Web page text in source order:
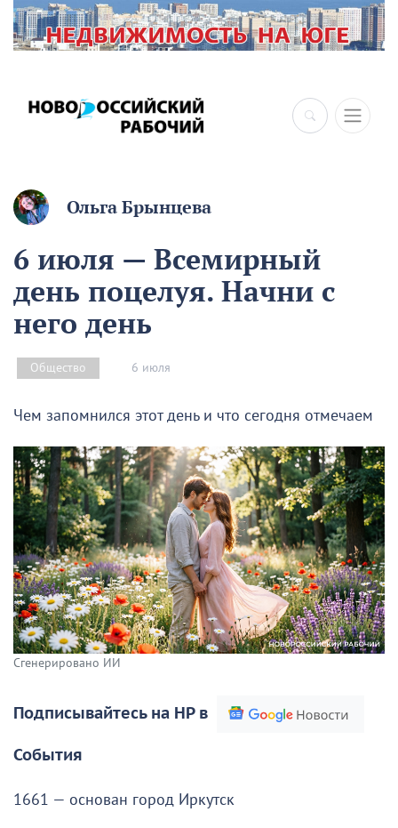
×
Ольга Брынцева
6 июля — Всемирный
день поцелуя. Начни с
него день
Общество 6 июля
Чем запомнился этот день и что сегодня отмечаем
Сгенерировано ИИ
Подписывайтесь на НР в
События
1661 — основан город Иркутск